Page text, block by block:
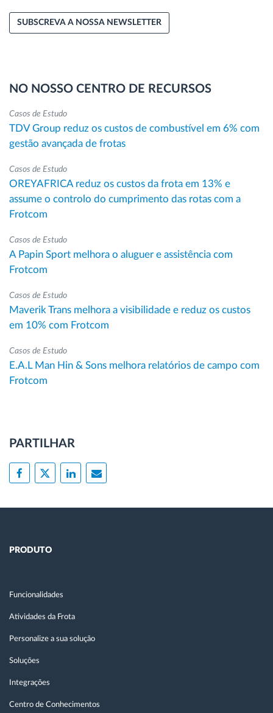
SUBSCREVA A NOSSA NEWSLETTER
NO NOSSO CENTRO DE RECURSOS
Casos de Estudo
TDV Group reduz os custos de combustível em 6% com
gestão avançada de frotas
Casos de Estudo
OREYAFRICA reduz os custos da frota em 13% e
assume o controlo do cumprimento das rotas com a
Frotcom
Casos de Estudo
A Papin Sport melhora o aluguer e assistência com
Frotcom
Casos de Estudo
Maverik Trans melhora a visibilidade e reduz os custos
em 10% com Frotcom
Casos de Estudo
E.A.L Man Hin & Sons melhora relatórios de campo com
Frotcom
PARTILHAR
PRODUTO
Funcionalidades
Atividades da Frota
Personalize a sua solução
Soluções
Integrações
Centro de Conhecimentos